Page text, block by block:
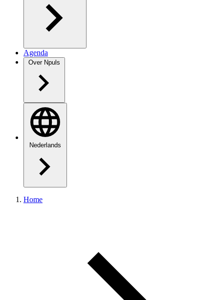
Agenda
Over Npuls
Nederlands
Home